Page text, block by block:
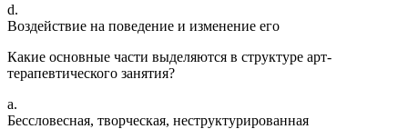
d.
Воздействие на поведение и изменение его
Какие основные части выделяются в структуре арт-
терапевтического занятия?
a.
Бессловесная, творческая, неструктурированная